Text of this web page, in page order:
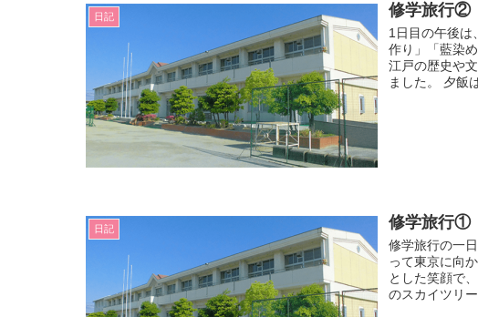
日記 修学旅行②
1日目の午後は
作り」「藍染
江戸の歴史や
ました。 夕飯
日記 修学旅行①
修学旅行の一
って東京に向
とした笑顔で
のスカイツリ